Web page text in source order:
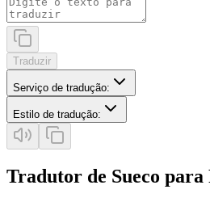
Traduzir
Serviço de tradução:
Estilo de tradução:
Tradutor de Sueco